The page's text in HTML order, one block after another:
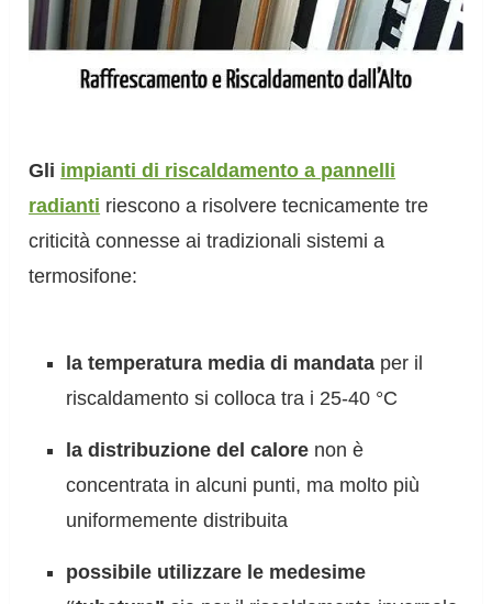
Gli impianti di riscaldamento a pannelli
radianti riescono a risolvere tecnicamente tre
criticità connesse ai tradizionali sistemi a
termosifone:
la temperatura media di mandata per il
riscaldamento si colloca tra i 25-40 °C
la distribuzione del calore non è
concentrata in alcuni punti, ma molto più
uniformemente distribuita
possibile utilizzare le medesime